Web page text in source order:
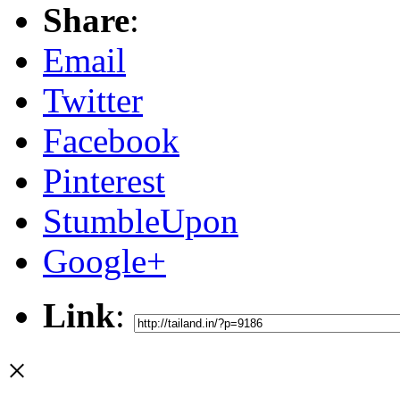
Share:
Email
Twitter
Facebook
Pinterest
StumbleUpon
Google+
Link:
×